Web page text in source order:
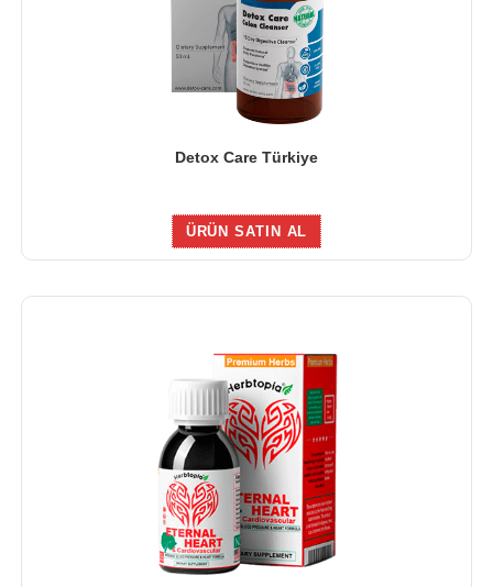
Detox Care Türkiye
ÜRÜN SATIN AL